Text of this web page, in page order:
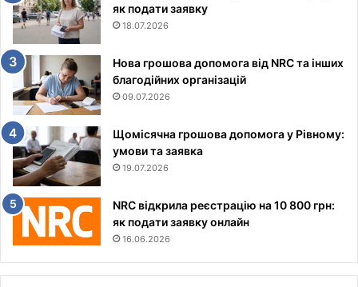
як подати заявку
18.07.2026
Нова грошова допомога від NRC та інших
благодійних організацій
09.07.2026
Щомісячна грошова допомога у Рівному:
умови та заявка
19.07.2026
NRC відкрила реєстрацію на 10 800 грн:
як подати заявку онлайн
16.06.2026